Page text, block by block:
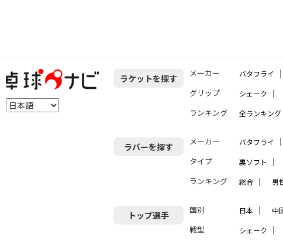
ラケットを探す メーカー バタフライ ｜
グリップ シェーク ｜
ランキング 全ランキング
ラバーを探す メーカー バタフライ ｜
タイプ 裏ソフト ｜
ランキング 総合 ｜ 男
トップ選手 国別 日本 ｜ 中
戦型 シェーク ｜